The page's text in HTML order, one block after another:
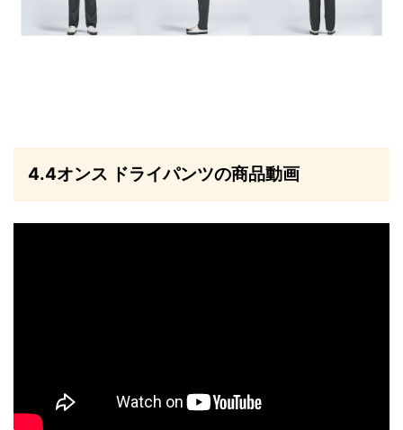
4.4オンス ドライパンツの商品動画